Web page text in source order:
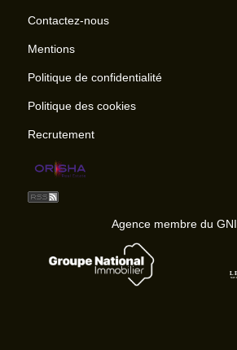
Contactez-nous
Mentions
Politique de confidentialité
Politique des cookies
Recrutement
Agence membre du GNI